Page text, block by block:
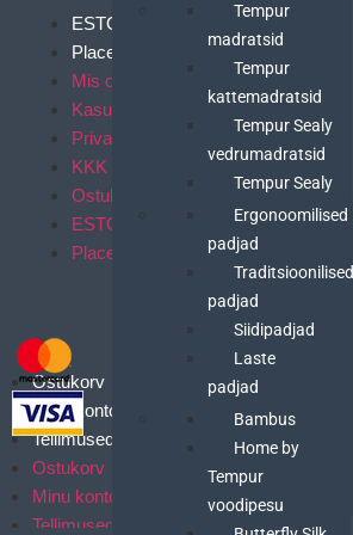
MadratsidTempur
madratsid
Tempur
kattemadratsid
Tempur Sealy
vedrumadratsid
Tempur Sealy
kattemadratsid
PadjadErgonoomilised
padjad
Traditsioonilised
padjad
Siidipadjad
Laste
padjad
Padjapüürid
laste patjadele
SleepCity
padjad
VoodipesuBambus
Home by
Tempur
voodipesu
ESTO järelmaks
Placet Järelmaks
Mis on tempur?
Kasutustingimused
Privaatsuspoliitika
KKK
Ostukonto tingimused
ESTO järelmaks
Placet Järelmaks
Minu konto
Ostukorv
Minu konto
Tellimused
Ostukorv
Minu konto
Tellimused